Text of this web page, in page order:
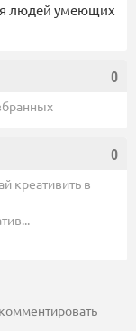
людей умеющих
0
0
креативить в